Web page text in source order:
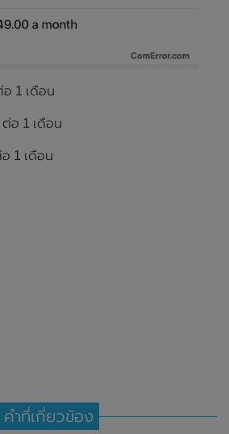
อ 1 เดือน
ต่อ 1 เดือน
อ 1 เดือน
คำที่เกี่ยวข้อง